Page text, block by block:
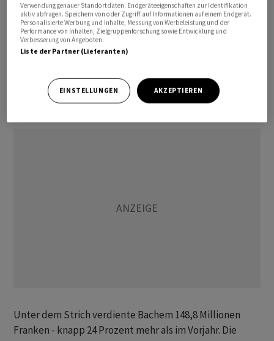
Dabei spielte allerdings ein positiver Sondereffekt von
16,1 Millionen Franken rein. Dieser fiel laut Bachem im
Zusammenhang mit der Standortentwicklung
USA. Bereinigt um den Effekt lag die
Betriebsgewinnmarge bei 28,6 Prozent - was auch in
etwa dem AWP-Konsens entsprach.
Unter dem Strich verdiente Bachem 148,8 Millionen
Franken - knapp 24 Prozent mehr als im Vorjahr. Die
Verwendung genauer Standortdaten. Endgeräteeigenschaften zur Identifikation
aktiv abfragen. Speichern von oder Zugriff auf Informationen auf einem Endgerät.
Personalisierte Werbung und Inhalte, Messung von Werbeleistung und der
Performance von Inhalten, Zielgruppenforschung sowie Entwicklung und
Verbesserung von Angeboten.
Liste der Partner (Lieferanten)
EINSTELLUNGEN AKZEPTIEREN